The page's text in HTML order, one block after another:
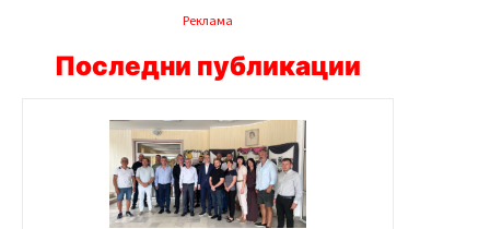
Реклама
Последни публикации